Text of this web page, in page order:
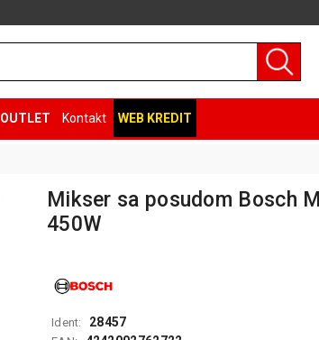
OUTLET Kontakt WEB KREDIT
Mikser sa posudom Bosch
450W
Ident: 28457